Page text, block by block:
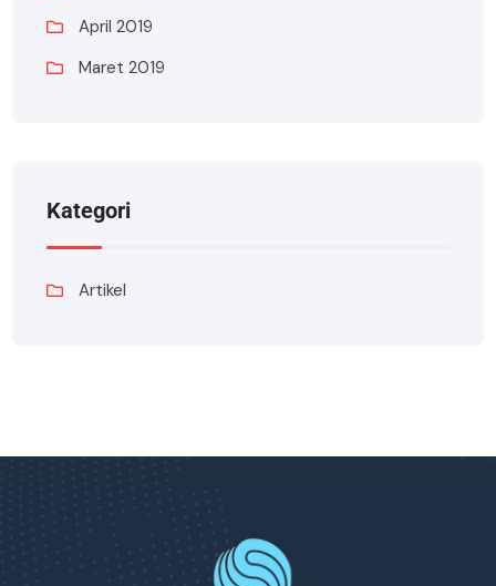
April 2019
Maret 2019
Kategori
Artikel